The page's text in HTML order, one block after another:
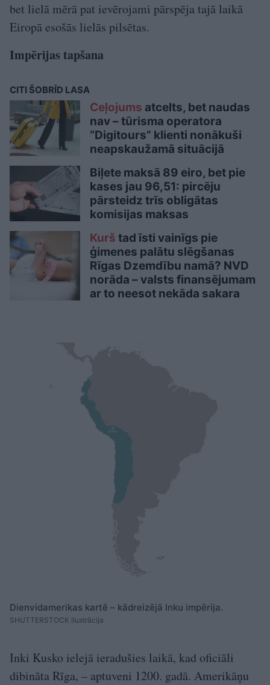
bet lielā mērā pat ievērojami pārspēja tajā laikā
Eiropā esošās lielās pilsētas.
Impērijas tapšana
CITI ŠOBRĪD LASA
Ceļojums atcelts, bet naudas
nav – tūrisma operatora
“Digitours” klienti nonākuši
neapskaužamā situācijā
Biļete maksā 89 eiro, bet pie
kases jau 96,51: pircēju
pārsteidz trīs obligātas
komisijas maksas
Kurš tad īsti vainīgs pie
ģimenes palātu slēgšanas
Rīgas Dzemdību namā? NVD
norāda – valsts finansējumam
ar to neesot nekāda sakara
Dienvidamerikas kartē – kādreizējā Inku impērija.
SHUTTERSTOCK ilustrācija
Inki Kusko ielejā ieradušies laikā, kad oficiāli
dibināta Rīga, – aptuveni 1200. gadā. Amerikāņu